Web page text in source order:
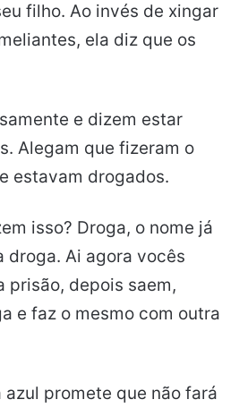
filho. Ao invés de xingar
ela diz que os
e dizem estar
Alegam que fizeram o
estavam drogados.
isso? Droga, o nome já
droga. Ai agora vocês
prisão, depois saem,
e faz o mesmo com outra
azul promete que não fará